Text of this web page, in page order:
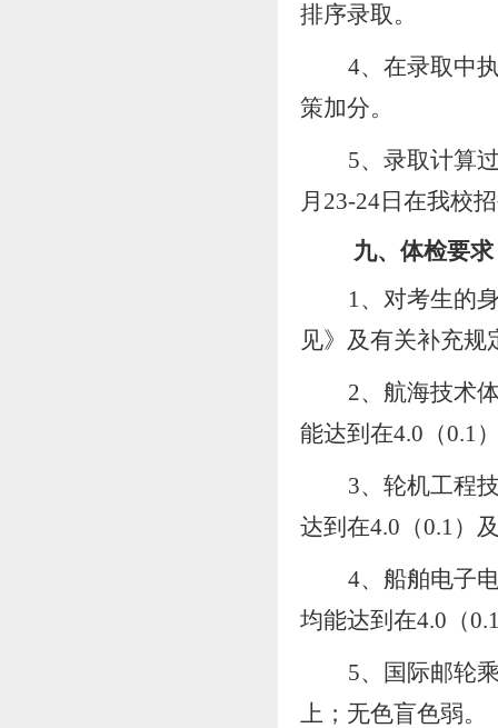
排序录取。
4、在录取中
策加分。
5、录取计算
月 23-24日在我校
九、体检要求
1、对考生的
见》及有关补充规
2、航海技术
能达到 在4.0 （0.1
3、轮机工程
达到 在4.0 （0.1）
4、船舶电子
均能达到 在4.0 （0.
5、国际邮轮
上 ；无色盲色弱。